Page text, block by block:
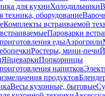
для кухниХолодильники
техника, оборудование
Комплекты встраиваемой
Пароварки
едыАэрогрили
Ростеры, мини-печи
ЯйцеваркиПопкорницы
напитков
продуктов
Весы кухонные, бытовые